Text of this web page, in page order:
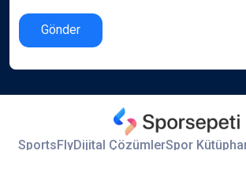
Gönder
SportsFlyDijital ÇözümlerSpor